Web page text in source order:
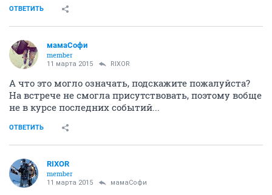
ОТВЕТИТЬ
мамаСофи
member
11 марта 2015 RIXOR
А что это могло означать, подскажите пожалуйста?
На встрече не смогла присутствовать, поэтому вобще
не в курсе последних событий...
ОТВЕТИТЬ
RIXOR
member
11 марта 2015 мамаСофи